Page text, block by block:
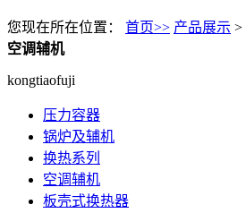
您现在所在位置： 首页>> 产品展示 >
空调辅机
kongtiaofuji
压力容器
锅炉及辅机
换热系列
空调辅机
板壳式换热器